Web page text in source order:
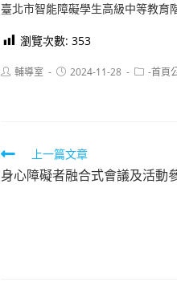
臺北市智能障礙學生高級中等教育
瀏覽次數: 353
Post輔導室
Post2024-11-28
Post-首頁
Read
more
上一篇文章
身心障礙者融合式會議及活動